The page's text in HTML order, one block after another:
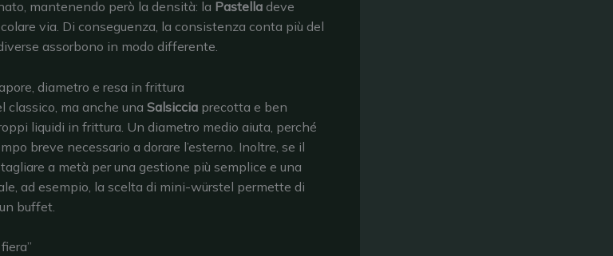
mantenendo però la densità: la Pastella deve
via. Di conseguenza, la consistenza conta più del
assorbono in modo differente.
diametro e resa in frittura
classico, ma anche una Salsiccia precotta e ben
liquidi in frittura. Un diametro medio aiuta, perché
breve necessario a dorare l’esterno. Inoltre, se il
a metà per una gestione più semplice e una
ad esempio, la scelta di mini-würstel permette di
buffet.